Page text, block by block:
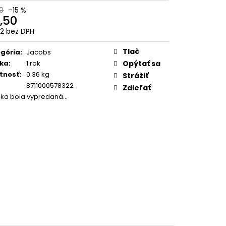
–15 %
bez DPH
: Jacobs
:
1 rok
: 0.36 kg
8711000578322
bola vypredaná…
Tlač
Opýtať sa
Strážiť
Zdieľať
CREMA PREMIUM